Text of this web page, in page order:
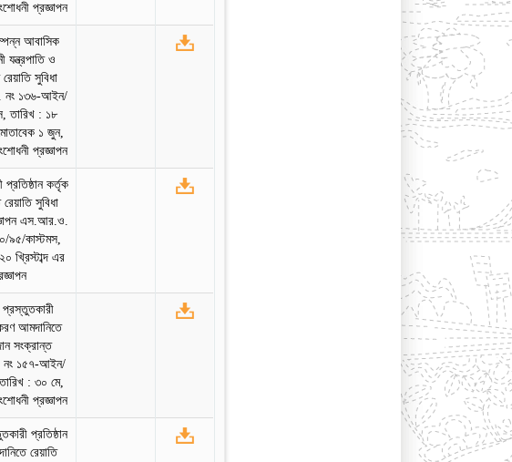
প্রজ্ঞাপন
আবাসিক
যন্ত্রপাতি ও
সুবিধা
নং ১৩৬-আইন/
তারিখ : ১৮
১ জুন,
প্রজ্ঞাপন
কর্তৃক
সুবিধা
এস.আর.ও.
কাস্টমস,
খ্রিস্টাব্দ এর
প্রস্তুতকারী
আমদানিতে
সংক্রান্ত
নং ১৫৭-আইন/
: ৩০ মে,
প্রজ্ঞাপন
প্রতিষ্ঠান
রেয়াতি